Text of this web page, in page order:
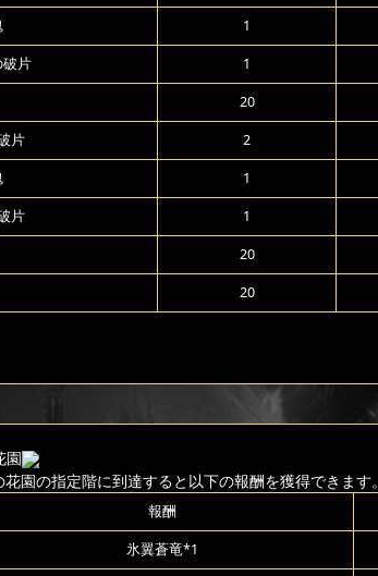
1
片 1
20
片 2
1
片 1
20
20
園
園の指定階に到達すると以下の報酬を獲得できます。
報酬
氷翼蒼竜*1